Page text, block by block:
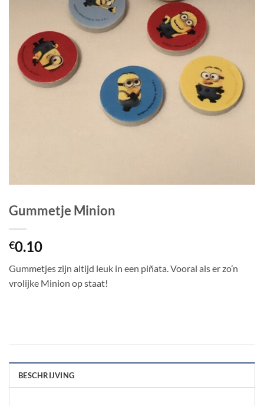
Gummetje Minion
€0.10
Gummetjes zijn altijd leuk in een piñata. Vooral als er zo’n
vrolijke Minion op staat!
BESCHRIJVING